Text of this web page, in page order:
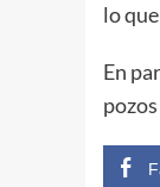
lo
En